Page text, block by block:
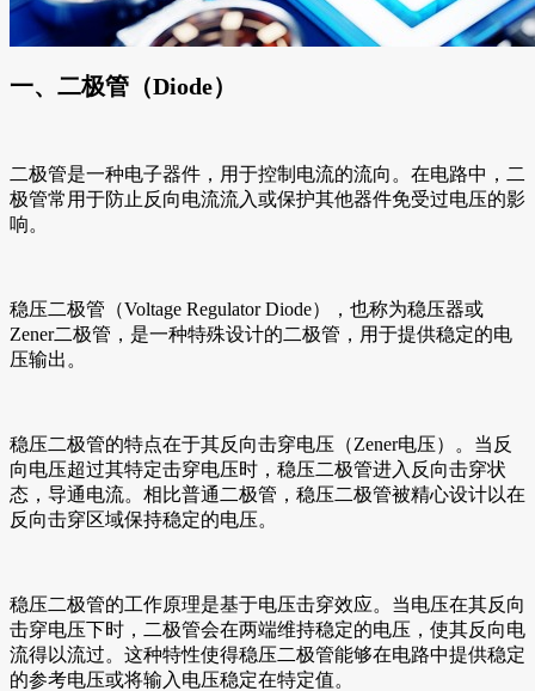
一、二极管（Diode）
二极管是一种电子器件，用于控制电流的流向。在电路中，二
极管常用于防止反向电流流入或保护其他器件免受过电压的影
响。
稳压二极管（Voltage Regulator Diode），也称为稳压器或
Zener二极管，是一种特殊设计的二极管，用于提供稳定的电
压输出。
稳压二极管的特点在于其反向击穿电压（Zener电压）。当反
向电压超过其特定击穿电压时，稳压二极管进入反向击穿状
态，导通电流。相比普通二极管，稳压二极管被精心设计以在
反向击穿区域保持稳定的电压。
稳压二极管的工作原理是基于电压击穿效应。当电压在其反向
击穿电压下时，二极管会在两端维持稳定的电压，使其反向电
流得以流过。这种特性使得稳压二极管能够在电路中提供稳定
的参考电压或将输入电压稳定在特定值。